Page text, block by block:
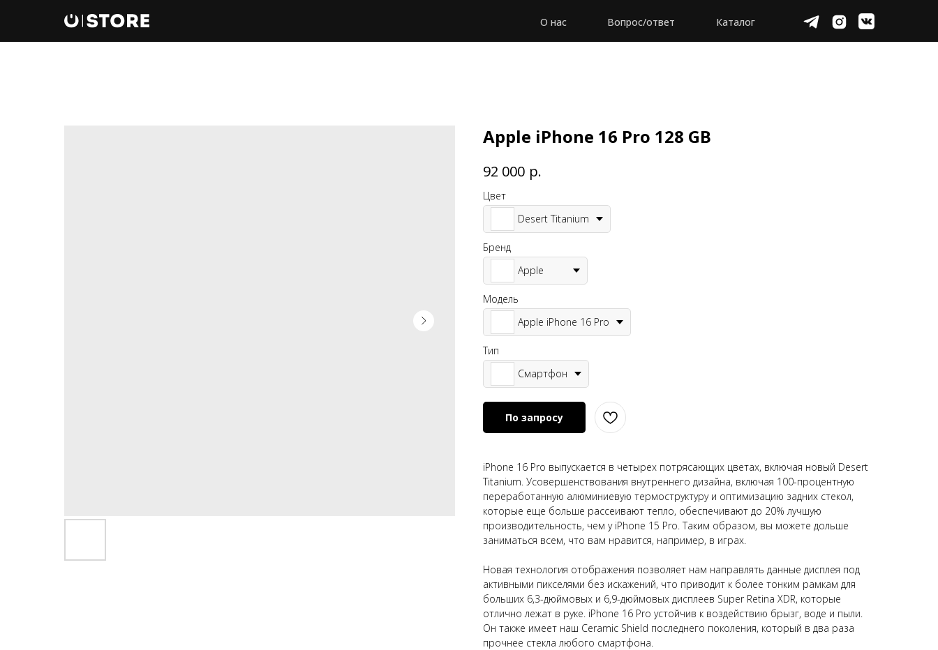
О нас Вопрос/ответ Каталог
Apple iPhone 16 Pro 128 GB
92 000 р.
Цвет
Desert Titanium
Бренд
Apple
Модель
Apple iPhone 16 Pro
Тип
Смартфон
По запросу
iPhone 16 Pro выпускается в четырех потрясающих цветах, включая новый Desert
Titanium. Усовершенствования внутреннего дизайна, включая 100-процентную
переработанную алюминиевую термоструктуру и оптимизацию задних стекол,
которые еще больше рассеивают тепло, обеспечивают до 20% лучшую
производительность, чем у iPhone 15 Pro. Таким образом, вы можете дольше
заниматься всем, что вам нравится, например, в играх.
Новая технология отображения позволяет нам направлять данные дисплея под
активными пикселями без искажений, что приводит к более тонким рамкам для
больших 6,3-дюймовых и 6,9-дюймовых дисплеев Super Retina XDR, которые
отлично лежат в руке. iPhone 16 Pro устойчив к воздействию брызг, воде и пыли.
Он также имеет наш Ceramic Shield последнего поколения, который в два раза
прочнее стекла любого смартфона.